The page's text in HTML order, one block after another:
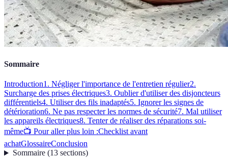
Sommaire
Introduction1. Négliger l'importance de l'entretien régulier2.
Surcharge des prises électriques3. Oublier d'utiliser des disjoncteurs
différentiels4. Utiliser des fils inadaptés5. Ignorer les signes de
détérioration6. Ne pas respecter les normes de sécurité7. Mal utiliser
les appareils électriques8. Tenter de réaliser des réparations soi-
même📺 Pour aller plus loin :Checklist avant
achatGlossaireConclusion
Sommaire(13 sections)